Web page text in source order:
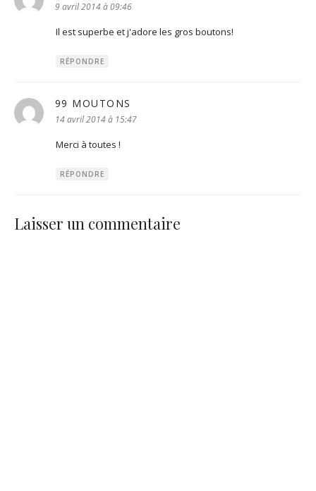
9 avril 2014 à 09:46
Il est superbe et j'adore les gros boutons!
RÉPONDRE
99 MOUTONS
14 avril 2014 à 15:47
Merci à toutes !
RÉPONDRE
Laisser un commentaire